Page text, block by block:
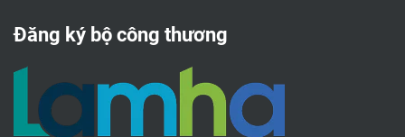
Đăng ký bộ công thương